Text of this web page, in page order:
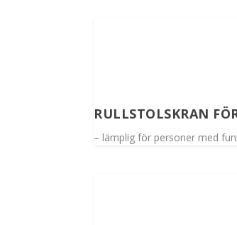
RULLSTOLSKRAN
– lämplig för personer med